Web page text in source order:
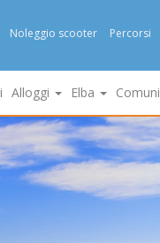
Noleggio scooter Percorsi
Alloggi Elba Comuni